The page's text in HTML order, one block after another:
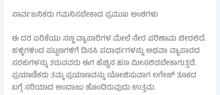
ಸಾರ್ವಜನಿಕರು ಗಮನಿಸಬೇಕಾದ ಪ್ರಮುಖ ಅಂಶಗಳು
ಈ ದರ ಏರಿಕೆಯು ಸಣ್ಣ ವ್ಯಾಪಾರಿಗಳ ಮೇಲೆ ನೇರ ಪರಿಣಾಮ ಬೀರಲಿದೆ.
ಹಳ್ಳಿಗಳಿಂದ ಪಟ್ಟಣಗಳಿಗೆ ದಿನಸಿ ಪದಾರ್ಥಗಳನ್ನು ಅಥವಾ ವ್ಯಾಪಾರದ
ಸರಕುಗಳನ್ನು ತರುವವರು ಈಗ ಹೆಚ್ಚಿನ ಹಣ ಮೀಸಲಿಡಬೇಕಾಗುತ್ತದೆ.
ಪ್ರಯಾಣಿಕರು ತಮ್ಮ ಪ್ರಯಾಣವನ್ನು ಯೋಜಿಸುವಾಗ ಲಗೇಜ್ ತೂಕದ
ಬಗ್ಗೆ ಸರಿಯಾದ ಅಂದಾಜು ಹೊಂದಿರುವುದು ಉತ್ತಮ.